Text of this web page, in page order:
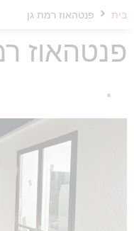
בית פנטהאוז רמת גן
פנטהאוז